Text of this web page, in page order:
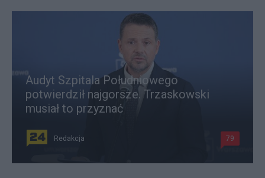
Audyt Szpitala Południowego
potwierdził najgorsze. Trzaskowski
musiał to przyznać
Redakcja 79